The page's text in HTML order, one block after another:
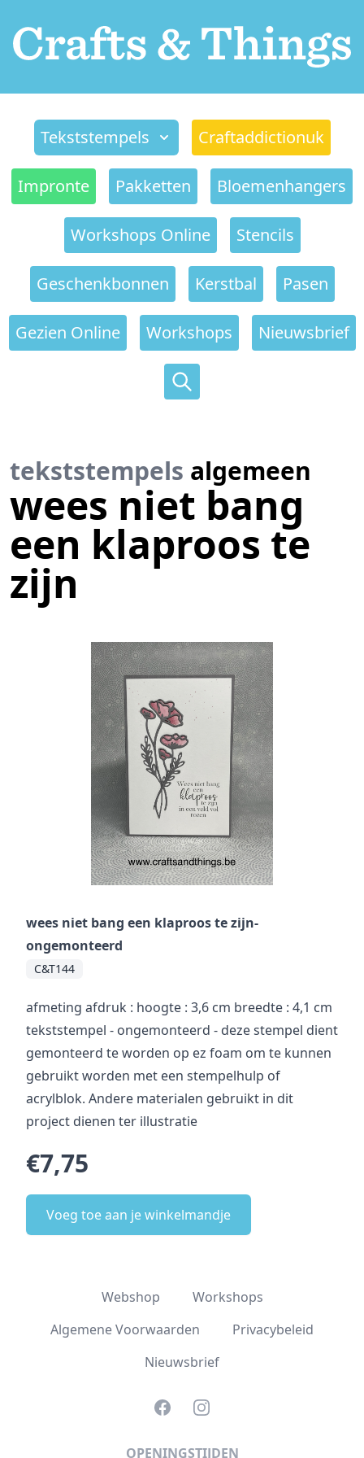
Tekststempels Craftaddictionuk
Impronte Pakketten Bloemenhangers
Workshops Online Stencils
Geschenkbonnen Kerstbal Pasen
Gezien Online Workshops Nieuwsbrief
tekststempels algemeen
wees niet bang
een klaproos te
zijn
wees niet bang een klaproos te zijn-
ongemonteerd
C&T144
afmeting afdruk : hoogte : 3,6 cm breedte : 4,1 cm
tekststempel - ongemonteerd - deze stempel dient
gemonteerd te worden op ez foam om te kunnen
gebruikt worden met een stempelhulp of
acrylblok. Andere materialen gebruikt in dit
project dienen ter illustratie
€7,75
Voeg toe aan je winkelmandje
Webshop
Workshops
Algemene Voorwaarden
Privacybeleid
Nieuwsbrief
FacebookInstagram
OPENINGSTIJDEN